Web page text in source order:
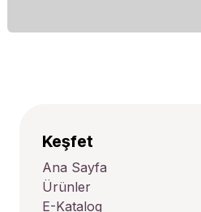
Keşfet
Ana Sayfa
Ürünler
E-Katalog